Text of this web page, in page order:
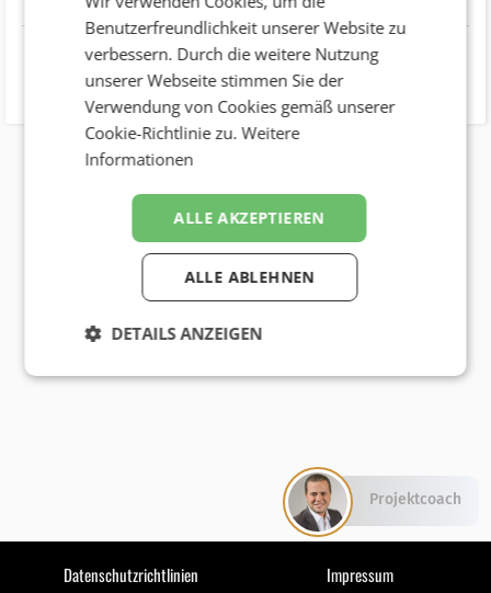
Datenschutzrichtlinien Impressum
Projektcoach
Benutzerfreundlichkeit unserer Website zu
verbessern. Durch die weitere Nutzung
unserer Webseite stimmen Sie der
Verwendung von Cookies gemäß unserer
Cookie-Richtlinie zu.Weitere
Informationen
ALLE AKZEPTIEREN
ALLE ABLEHNEN
DETAILS ANZEIGEN